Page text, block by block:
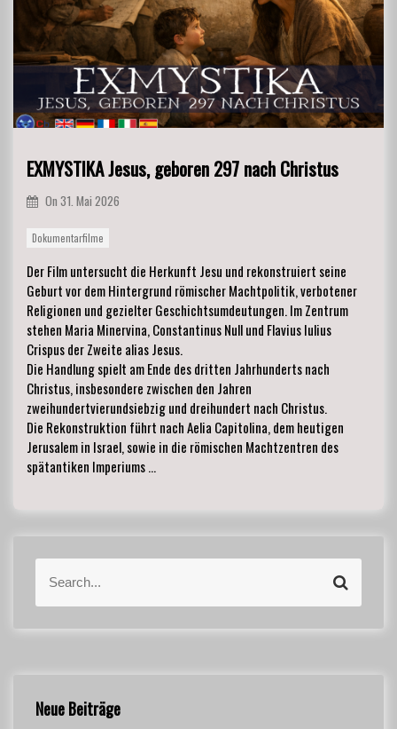
EXMYSTIKA Jesus, geboren 297 nach Christus
On 31. Mai 2026
Dokumentarfilme
Der Film untersucht die Herkunft Jesu und rekonstruiert seine
Geburt vor dem Hintergrund römischer Machtpolitik, verbotener
Religionen und gezielter Geschichtsumdeutungen. Im Zentrum
stehen Maria Minervina, Constantinus Null und Flavius Iulius
Crispus der Zweite alias Jesus.
Die Handlung spielt am Ende des dritten Jahrhunderts nach
Christus, insbesondere zwischen den Jahren
zweihundertvierundsiebzig und dreihundert nach Christus.
Die Rekonstruktion führt nach Aelia Capitolina, dem heutigen
Jerusalem in Israel, sowie in die römischen Machtzentren des
spätantiken Imperiums …
a
r
o
S
r
Neue Beiträge